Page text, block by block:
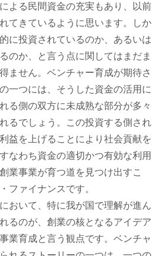
よる民間資金の充実もあり、以前
てきているように思います。しか
に投資されているのか、あるいは
のか、と言う点に関してはまだま
ません。ベンチャー育成が期待さ
一つには、そうした資金の活用に
る側の双方に未成熟な部分が多々
るでしょう。この投資する側され
益を上げることにより社会貢献を
なわち資金の適切かつ有効な利用
業事業が育つ道を見つけ出すこ
ファイナンスです。
おいて、特に我が国で理解が進ん
るのが、創業の核となるアイデア
業育成と言う観点です。ベンチャ